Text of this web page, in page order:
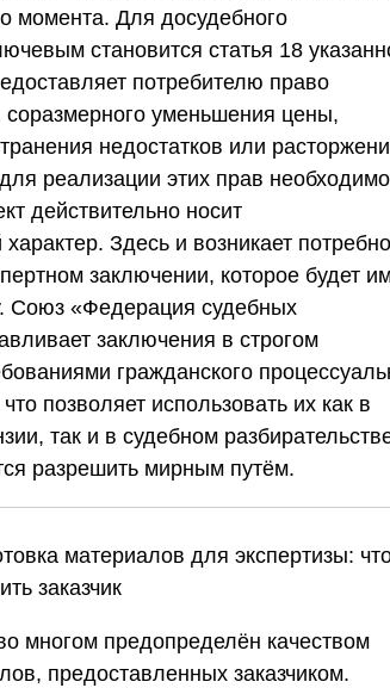
момента. Для досудебного
становится статья 18
потребителю право
соразмерного уменьшения цены,
недостатков или
реализации этих прав необходимо
действительно носит
Здесь и возникает
заключении, которое будет
Союз «Федерация судебных
заключения в строгом
гражданского
позволяет использовать их как в
так и в судебном
разрешить мирным путём.
материалов для экспертизы:
заказчик
многом предопределён качеством
предоставленных заказчиком.